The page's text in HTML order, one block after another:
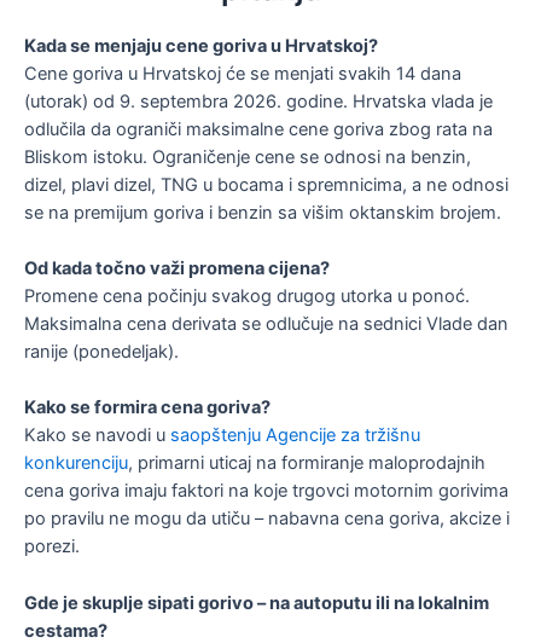
Kada se menjaju cene goriva u Hrvatskoj?
Cene goriva u Hrvatskoj će se menjati svakih 14 dana
(utorak) od 9. septembra 2026. godine. Hrvatska vlada je
odlučila da ograniči maksimalne cene goriva zbog rata na
Bliskom istoku. Ograničenje cene se odnosi na benzin,
dizel, plavi dizel, TNG u bocama i spremnicima, a ne odnosi
se na premijum goriva i benzin sa višim oktanskim brojem.
Od kada točno važi promena cijena?
Promene cena počinju svakog drugog utorka u ponoć.
Maksimalna cena derivata se odlučuje na sednici Vlade dan
ranije (ponedeljak).
Kako se formira cena goriva?
Kako se navodi u saopštenju Agencije za tržišnu
konkurenciju, primarni uticaj na formiranje maloprodajnih
cena goriva imaju faktori na koje trgovci motornim gorivima
po pravilu ne mogu da utiču – nabavna cena goriva, akcize i
porezi.
Gde je skuplje sipati gorivo – na autoputu ili na lokalnim
cestama?